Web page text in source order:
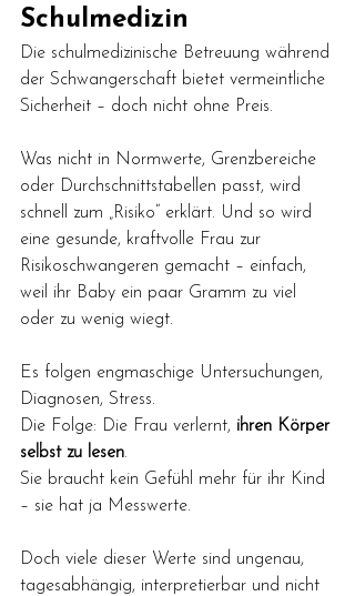
Schulmedizin
Die schulmedizinische Betreuung während
der Schwangerschaft bietet vermeintliche
Sicherheit – doch nicht ohne Preis.
Was nicht in Normwerte, Grenzbereiche
oder Durchschnittstabellen passt, wird
schnell zum „Risiko“ erklärt. Und so wird
eine gesunde, kraftvolle Frau zur
Risikoschwangeren gemacht – einfach,
weil ihr Baby ein paar Gramm zu viel
oder zu wenig wiegt.
Es folgen engmaschige Untersuchungen,
Diagnosen, Stress.
Die Folge: Die Frau verlernt, ihren Körper
selbst zu lesen.
Sie braucht kein Gefühl mehr für ihr Kind
– sie hat ja Messwerte.
Doch viele dieser Werte sind ungenau,
tagesabhängig, interpretierbar und nicht